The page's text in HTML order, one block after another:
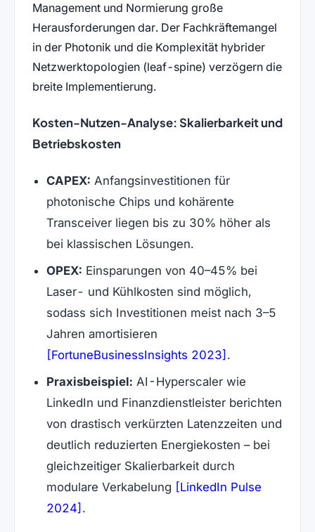
Management und Normierung große
Herausforderungen dar. Der Fachkräftemangel
in der Photonik und die Komplexität hybrider
Netzwerktopologien (leaf-spine) verzögern die
breite Implementierung.
Kosten-Nutzen-Analyse: Skalierbarkeit und
Betriebskosten
CAPEX: Anfangsinvestitionen für
photonische Chips und kohärente
Transceiver liegen bis zu 30% höher als
bei klassischen Lösungen.
OPEX: Einsparungen von 40–45% bei
Laser- und Kühlkosten sind möglich,
sodass sich Investitionen meist nach 3–5
Jahren amortisieren
[FortuneBusinessInsights 2023] (öffnet in
.
Praxisbeispiel: AI-Hyperscaler wie
LinkedIn und Finanzdienstleister berichten
von drastisch verkürzten Latenzzeiten und
deutlich reduzierten Energiekosten – bei
gleichzeitiger Skalierbarkeit durch
modulare Verkabelung [LinkedIn Pulse
2024] (öffnet in neuem Tab)
.